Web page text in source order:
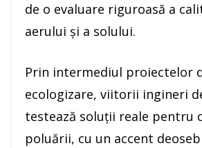
de o evaluare riguroasă a
aerului și a solului.
Prin intermediul proiectelor
ecologizare, viitorii ingineri
testează soluții reale pentru
poluării, cu un accent